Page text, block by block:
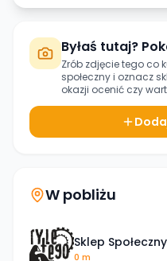
Byłaś tutaj?
Zrób zdjęcie tego co
społecznyi oznacz
okazji ocenić czy
W pobliżu
Sklep
0 m